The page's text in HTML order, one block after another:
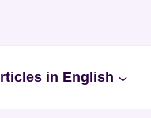
in English